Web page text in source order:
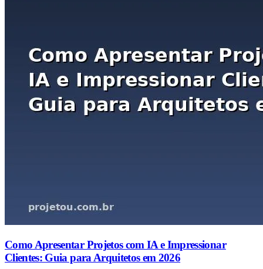
Como Apresentar Projetos com IA e Impressionar
Clientes: Guia para Arquitetos em 2026